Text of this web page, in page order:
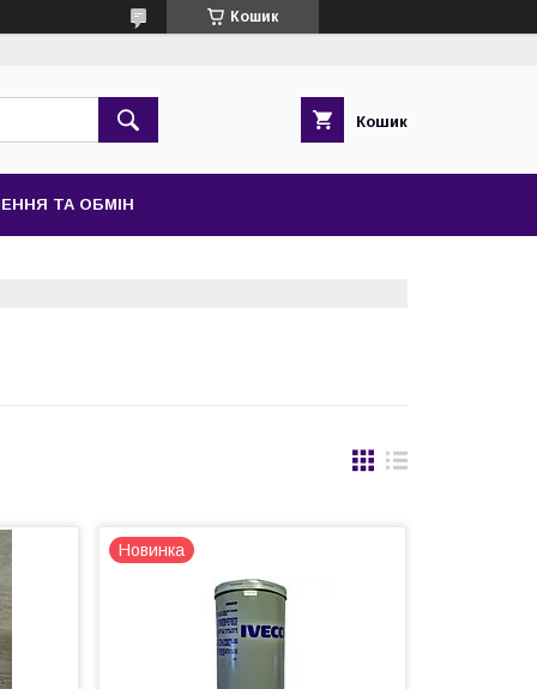
Кошик
Кошик
ТА ОБМІН
Новинка